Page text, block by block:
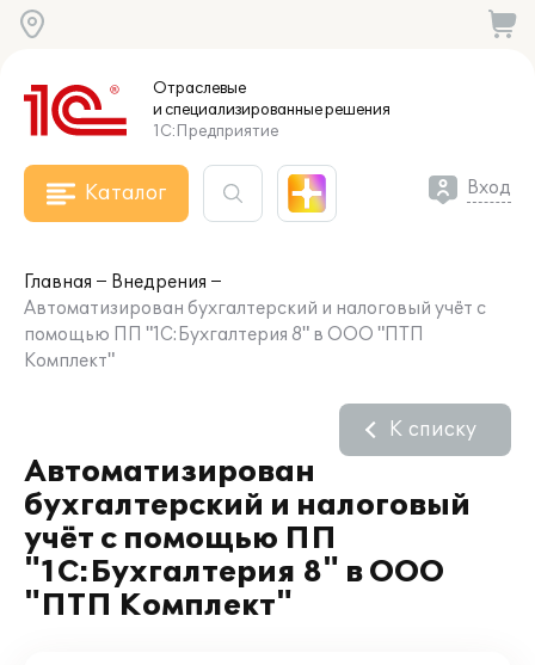
Отраслевые
и специализированныерешения
1С:Предприятие
Каталог Вход
Главная
Внедрения
Автоматизирован бухгалтерский и налоговый учёт с
помощью ПП "1С:Бухгалтерия 8" в ООО "ПТП
Комплект"
Автоматизирован
бухгалтерский и налоговый
учёт с помощью ПП
"1С:Бухгалтерия 8" в ООО
"ПТП Комплект"
К списку